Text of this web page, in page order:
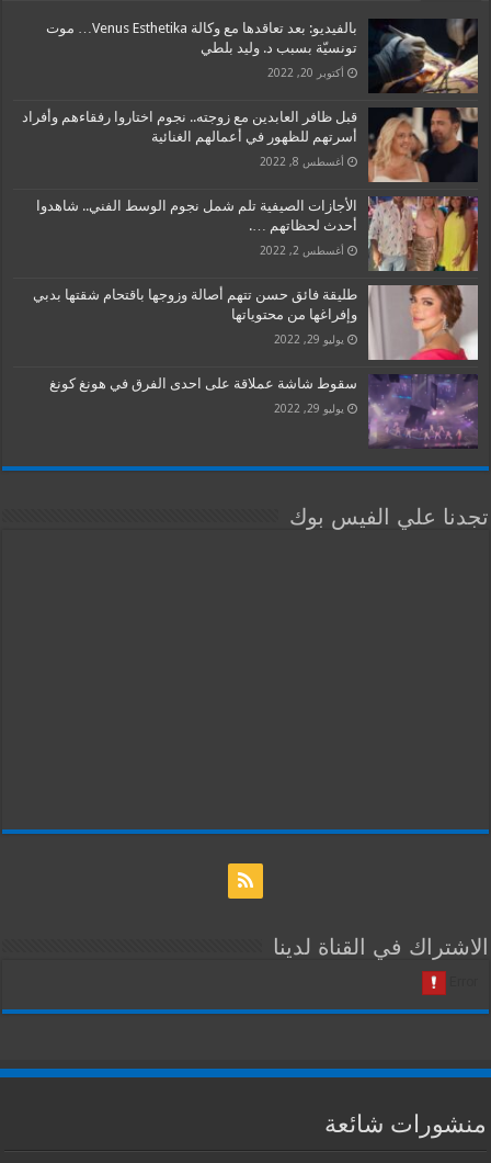
بالفيديو: بعد تعاقدها مع وكالة Venus Esthetika… موت
تونسيّة بسبب د. وليد بلطي
أكتوبر 20, 2022
قبل ظافر العابدين مع زوجته.. نجوم اختاروا رفقاءهم وأفراد
أسرتهم للظهور في أعمالهم الغنائية
أغسطس 8, 2022
الأجازات الصيفية تلم شمل نجوم الوسط الفني.. شاهدوا
أحدث لحظاتهم ….
أغسطس 2, 2022
طليقة فائق حسن تتهم أصالة وزوجها باقتحام شقتها بدبي
وإفراغها من محتوياتها
يوليو 29, 2022
سقوط شاشة عملاقة على احدى الفرق في هونغ كونغ
يوليو 29, 2022
تجدنا علي الفيس بوك
الاشتراك في القناة لدينا
منشورات شائعة